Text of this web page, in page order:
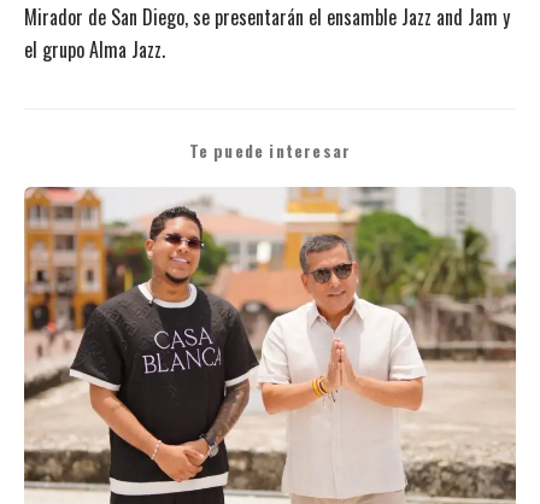
Mirador de San Diego, se presentarán el ensamble Jazz and Jam y
el grupo Alma Jazz.
Te puede interesar